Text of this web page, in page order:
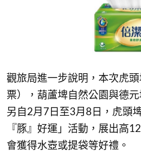
觀旅局進一步說明，本次虎
票），葫蘆埤自然公園與德
另自2月7日至3月8日，虎頭
『豚』好運」活動，展出高
會獲得水壺或提袋等好禮。